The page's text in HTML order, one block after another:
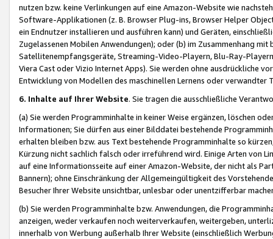
nutzen bzw. keine Verlinkungen auf eine Amazon-Website wie
Software-Applikationen (z. B. Browser Plug-ins, Browser Helper
ein Endnutzer installieren und ausführen kann) und Geräten,
Zugelassenen Mobilen Anwendungen); oder (b) im Zusammenhang
Satellitenempfangsgeräte, Streaming-Video-Playern, Blu-Ray-
Viera Cast oder Vizio Internet Apps). Sie werden ohne ausdrückliche
Entwicklung von Modellen des maschinellen Lernens oder
6. Inhalte auf Ihrer Website. Sie tragen die ausschließliche
(a) Sie werden Programminhalte in keiner Weise ergänzen, löschen
Informationen; Sie dürfen aus einer Bilddatei bestehende
erhalten bleiben bzw. aus Text bestehende Programminhalte so
Kürzung nicht sachlich falsch oder irreführend wird. Einige Arten von
auf eine Informationsseite auf einer Amazon-Website, der nicht als
Bannern); ohne Einschränkung der Allgemeingültigkeit des
Besucher Ihrer Website unsichtbar, unlesbar oder unentzifferbar
(b) Sie werden Programminhalte bzw. Anwendungen, die
anzeigen, weder verkaufen noch weiterverkaufen, weitergeben,
innerhalb von Werbung außerhalb Ihrer Website (einschließlich